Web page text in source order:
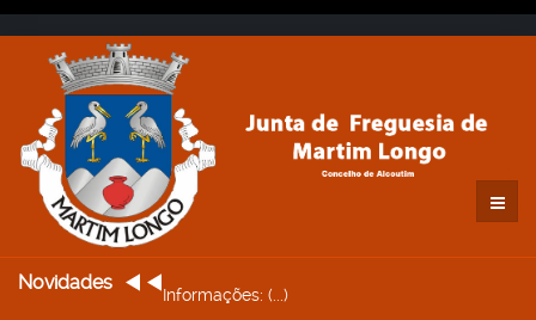
Novidades
Informações: (...)